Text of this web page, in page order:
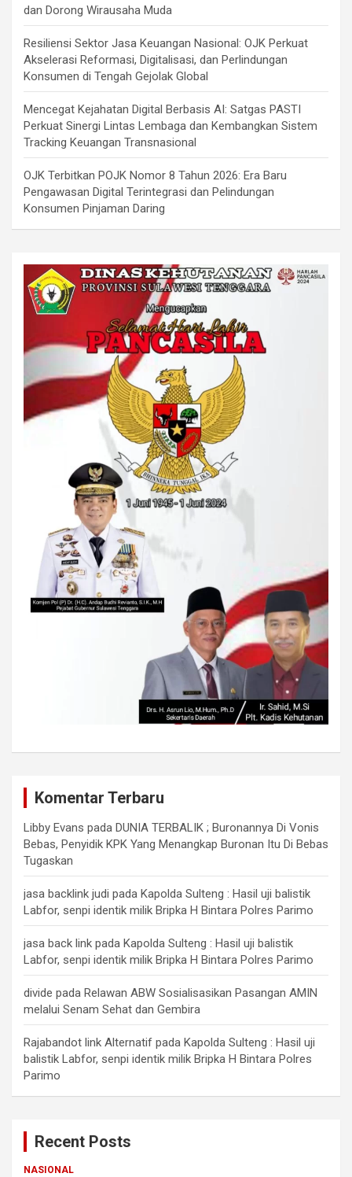
dan Dorong Wirausaha Muda
Resiliensi Sektor Jasa Keuangan Nasional: OJK Perkuat
Akselerasi Reformasi, Digitalisasi, dan Perlindungan
Konsumen di Tengah Gejolak Global
Mencegat Kejahatan Digital Berbasis AI: Satgas PASTI
Perkuat Sinergi Lintas Lembaga dan Kembangkan Sistem
Tracking Keuangan Transnasional
OJK Terbitkan POJK Nomor 8 Tahun 2026: Era Baru
Pengawasan Digital Terintegrasi dan Pelindungan
Konsumen Pinjaman Daring
Komentar Terbaru
Libby Evans pada DUNIA TERBALIK ; Buronannya Di Vonis
Bebas, Penyidik KPK Yang Menangkap Buronan Itu Di Bebas
Tugaskan
jasa backlink judi pada Kapolda Sulteng : Hasil uji balistik
Labfor, senpi identik milik Bripka H Bintara Polres Parimo
jasa back link pada Kapolda Sulteng : Hasil uji balistik
Labfor, senpi identik milik Bripka H Bintara Polres Parimo
divide pada Relawan ABW Sosialisasikan Pasangan AMIN
melalui Senam Sehat dan Gembira
Rajabandot link Alternatif pada Kapolda Sulteng : Hasil uji
balistik Labfor, senpi identik milik Bripka H Bintara Polres
Parimo
Recent Posts
NASIONAL